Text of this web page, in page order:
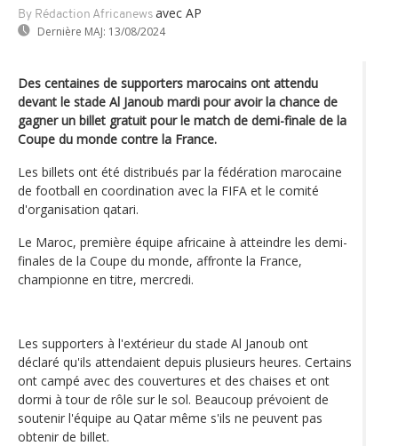
By Rédaction Africanews avec AP
Dernière MAJ: 13/08/2024
Des centaines de supporters marocains ont attendu
devant le stade Al Janoub mardi pour avoir la chance de
gagner un billet gratuit pour le match de demi-finale de la
Coupe du monde contre la France.
Les billets ont été distribués par la fédération marocaine
de football en coordination avec la FIFA et le comité
d'organisation qatari.
Le Maroc, première équipe africaine à atteindre les demi-
finales de la Coupe du monde, affronte la France,
championne en titre, mercredi.
Les supporters à l'extérieur du stade Al Janoub ont
déclaré qu'ils attendaient depuis plusieurs heures. Certains
ont campé avec des couvertures et des chaises et ont
dormi à tour de rôle sur le sol. Beaucoup prévoient de
soutenir l'équipe au Qatar même s'ils ne peuvent pas
obtenir de billet.